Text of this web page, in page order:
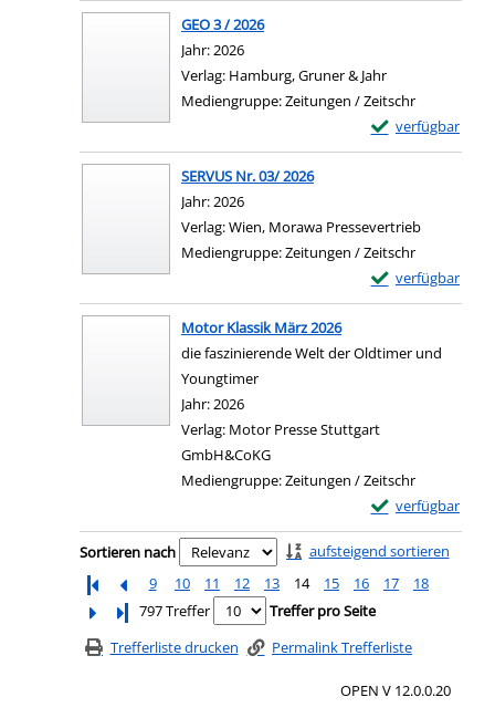
GEO 3 / 2026
Suche nach diesem Verfasser
Jahr:2026
Verlag: Hamburg, Gruner & Jahr
Mediengruppe:Zeitungen / Zeitschr
verfügbar
Exemplar-Details
SERVUS Nr. 03/ 2026
Suche nach diesem Verfasser
Jahr:2026
Verlag:Wien, Morawa Pressevertrieb
Mediengruppe:Zeitungen / Zeitschr
verfügbar
Exemplar-Details
Motor Klassik März 2026
die faszinierende Welt der Oldtimer und
Youngtimer
Suche nach diesem Verfasser
Jahr:2026
Verlag: Motor Presse Stuttgart
GmbH&CoKG
Mediengruppe:Zeitungen / Zeitschr
verfügbar
Exemplar-Details
Zu den Suchfiltern springen
Sortieren nach
aufsteigend sortieren
9
10 11 12 13 14 15 16 17
18
Letzte Seite
797 Treffer
Treffer pro Seite
Trefferliste drucken
Permalink Trefferliste
OPEN V 12.0.0.20